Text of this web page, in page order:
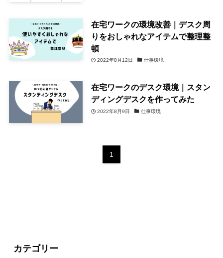
在宅ワークの環境改善｜デスク周
りをおしゃれなアイテムで整理整
頓
2022年8月12日 仕事環境
在宅ワークのデスク環境｜スタン
ディングデスクを作ってみた
2022年8月9日 仕事環境
1
カテゴリー